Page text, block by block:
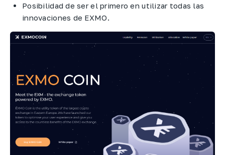
Posibilidad de ser el primero en utilizar todas las
innovaciones de EXMO.